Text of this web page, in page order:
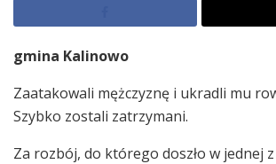
gmina Kalinowo
Zaatakowali mężczyznę i ukradli mu
Szybko zostali zatrzymani.
Za rozbój, do którego doszło w jednej